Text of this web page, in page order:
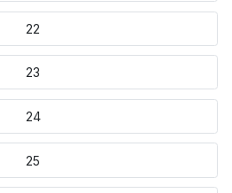
22
23
24
25